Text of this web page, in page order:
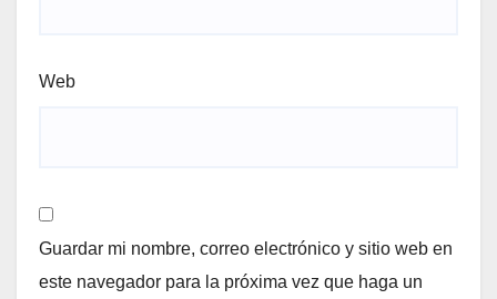
Web
Guardar mi nombre, correo electrónico y sitio web en
este navegador para la próxima vez que haga un